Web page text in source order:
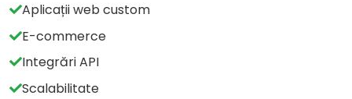
Aplicații web custom
E-commerce
Integrări API
Scalabilitate